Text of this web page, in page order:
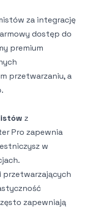
za integrację
dostęp do
premium
przetwarzaniu, a
z
Pro zapewnia
w
przetwarzających
zapewniają